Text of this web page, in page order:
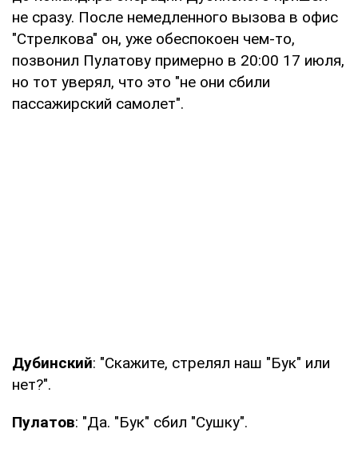
не сразу. После немедленного вызова в офис
"Стрелкова" он, уже обеспокоен чем-то,
позвонил Пулатову примерно в 20:00 17 июля,
но тот уверял, что это "не они сбили
пассажирский самолет".
Дубинский: "Скажите, стрелял наш "Бук" или
нет?".
Пулатов: "Да. "Бук" сбил "Сушку".